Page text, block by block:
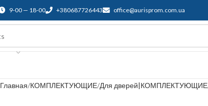
9-00 — 18-00 +380687726443 office@aurisprom.com.ua
Главная КОМПЛЕКТУЮЩИЕ Для дверей|КОМПЛЕКТУЮЩИЕ